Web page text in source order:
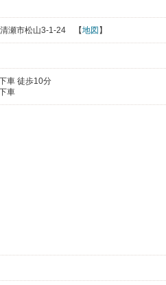
瀬市松山3-1-24 【地図 】
車 徒歩10分
車